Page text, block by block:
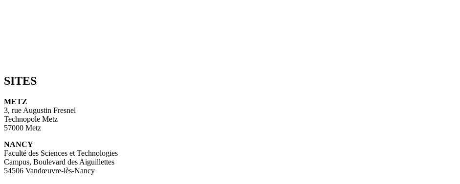
SITES
METZ
3, rue Augustin Fresnel
Technopole Metz
57000 Metz
NANCY
Faculté des Sciences et Technologies
Campus, Boulevard des Aiguillettes
54506 Vandœuvre-lès-Nancy